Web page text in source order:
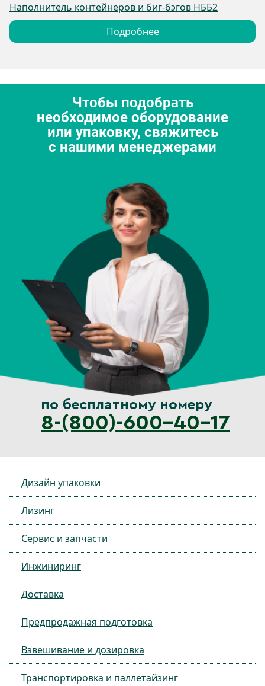
Наполнитель контейнеров и биг-бэгов НББ2
Подробнее
Чтобы подобрать
необходимое оборудование
или упаковку, свяжитесь
с нашими менеджерами
по бесплатному номеру
8-(800)-600-40-17
Дизайн упаковки
Лизинг
Сервис и запчасти
Инжиниринг
Доставка
Предпродажная подготовка
Взвешивание и дозировка
Транспортировка и паллетайзинг